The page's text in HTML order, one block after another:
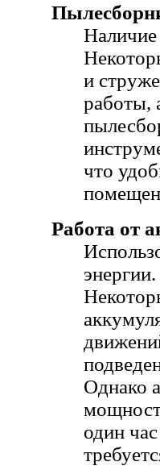
и
работы,
что
Работа от
энергии.
Однако
один